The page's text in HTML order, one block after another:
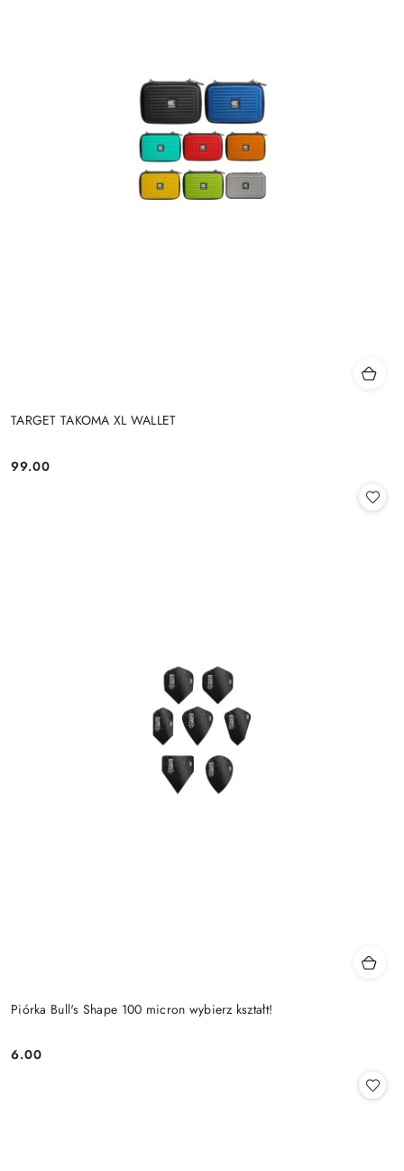
TARGET TAKOMA XL WALLET
Cena:
99.00
Piórka Bull's Shape 100 micron wybierz kształt!
Cena:
6.00